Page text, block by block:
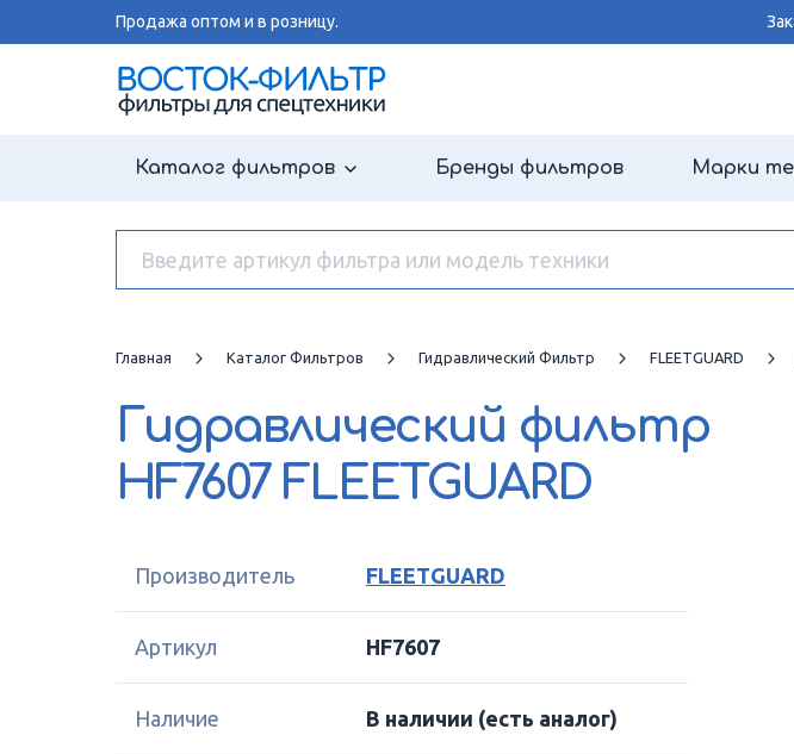
Продажа оптом и в розницу.
Каталог фильтров Бренды фильтров Марки
Главная Каталог Фильтров Гидравлический Фильтр FLEETGUARD
Гидравлический фильтр
HF7607 FLEETGUARD
Производитель FLEETGUARD
Артикул HF7607
Наличие В наличии (есть аналог)